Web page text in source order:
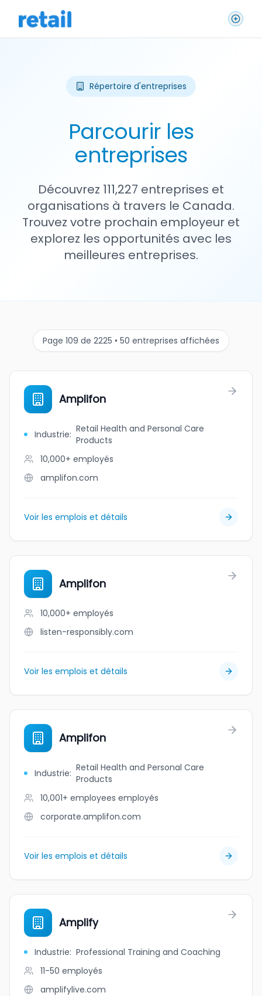
Répertoire d'entreprises
Parcourir les
entreprises
Découvrez 111,227 entreprises et
organisations à travers le Canada.
Trouvez votre prochain employeur et
explorez les opportunités avec les
meilleures entreprises.
Page 109 de 2225 • 50 entreprises affichées
Amplifon
Industrie: Retail Health and Personal Care
Products
10,000+ employés
amplifon.com
Voir les emplois et détails
Amplifon
10,000+ employés
listen-responsibly.com
Voir les emplois et détails
Amplifon
Industrie: Retail Health and Personal Care
Products
10,001+ employees employés
corporate.amplifon.com
Voir les emplois et détails
Amplify
Industrie: Professional Training and Coaching
11-50 employés
amplifylive.com